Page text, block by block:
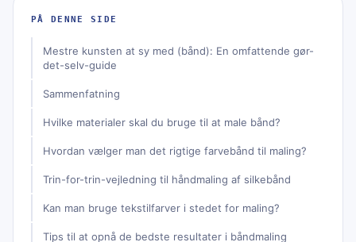
PÅ DENNE SIDE
Mestre kunsten at sy med (bånd): En omfattende gør-
det-selv-guide
Sammenfatning
Hvilke materialer skal du bruge til at male bånd?
Hvordan vælger man det rigtige farvebånd til maling?
Trin-for-trin-vejledning til håndmaling af silkebånd
Kan man bruge tekstilfarver i stedet for maling?
Tips til at opnå de bedste resultater i båndmaling